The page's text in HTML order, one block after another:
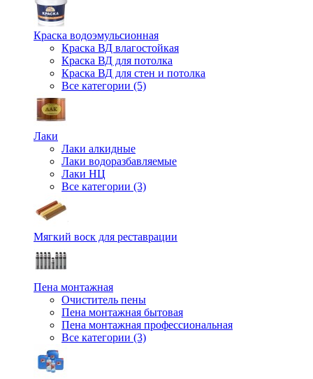
Краска водоэмульсионная
Краска ВД влагостойкая
Краска ВД для потолка
Краска ВД для стен и потолка
Все категории (5)
Лаки
Лаки алкидные
Лаки водоразбавляемые
Лаки НЦ
Все категории (3)
Мягкий воск для реставрации
Пена монтажная
Очиститель пены
Пена монтажная бытовая
Пена монтажная профессиональная
Все категории (3)